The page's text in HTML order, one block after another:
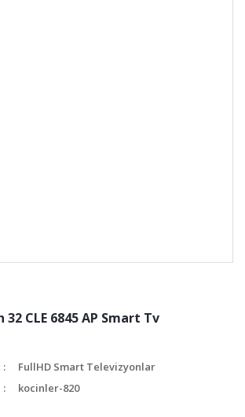
CLE 6845 AP Smart Tv
FullHD Smart Televizyonlar
kocinler-820